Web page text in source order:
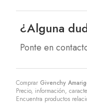
Comprar Givenchy
Precio, información,
Encuentra productos
¿Alguna
Ponte en